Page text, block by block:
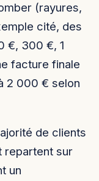
(rayures,
cité, des
€, 300 €, 1
facture finale
2 000 € selon
de clients
repartent sur
un